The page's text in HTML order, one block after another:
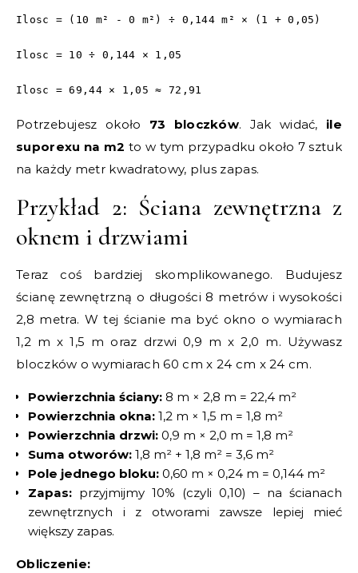
Ilosc = (10 m² - 0 m²) ÷ 0,144 m² × (1 + 0,05)
Ilosc = 10 ÷ 0,144 × 1,05
Ilosc = 69,44 × 1,05 ≈ 72,91
Potrzebujesz około 73 bloczków. Jak widać, ile
suporexu na m2 to w tym przypadku około 7 sztuk
na każdy metr kwadratowy, plus zapas.
Przykład 2: Ściana zewnętrzna z
oknem i drzwiami
Teraz coś bardziej skomplikowanego. Budujesz
ścianę zewnętrzną o długości 8 metrów i wysokości
2,8 metra. W tej ścianie ma być okno o wymiarach
1,2 m x 1,5 m oraz drzwi 0,9 m x 2,0 m. Używasz
bloczków o wymiarach 60 cm x 24 cm x 24 cm.
Powierzchnia ściany: 8 m × 2,8 m = 22,4 m²
Powierzchnia okna: 1,2 m × 1,5 m = 1,8 m²
Powierzchnia drzwi: 0,9 m × 2,0 m = 1,8 m²
Suma otworów: 1,8 m² + 1,8 m² = 3,6 m²
Pole jednego bloku: 0,60 m × 0,24 m = 0,144 m²
Zapas: przyjmijmy 10% (czyli 0,10) – na ścianach
zewnętrznych i z otworami zawsze lepiej mieć
większy zapas.
Obliczenie: